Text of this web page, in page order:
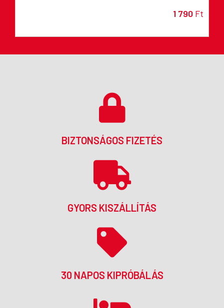
1 790 Ft
BIZTONSÁGOS FIZETÉS
GYORS KISZÁLLÍTÁS
30 NAPOS KIPRÓBÁLÁS